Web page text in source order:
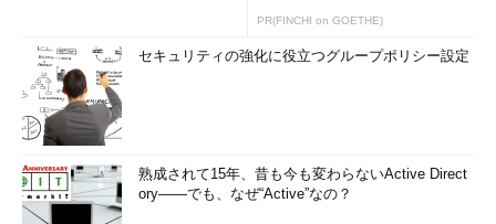
PR(FINCHI on GOETHE)
セキュリティの強化に役立つグループポリシー設定
熟成されて15年、昔も今も変わらないActive Direct
ory――でも、なぜ“Active”なの？